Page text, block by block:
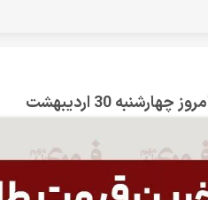
30 اردیبهشت